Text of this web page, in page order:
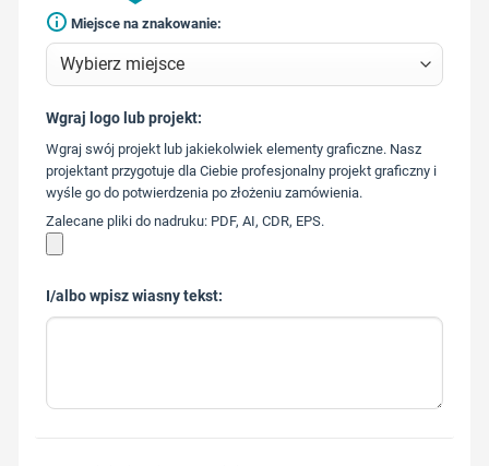
Miejsce na znakowanie:
573 568
217
Wgraj logo lub projekt:
Wgraj swój projekt lub jakiekolwiek elementy graficzne. Nasz
projektant przygotuje dla Ciebie profesjonalny projekt graficzny i
wyśle go do potwierdzenia po złożeniu zamówienia.
Zalecane pliki do nadruku: PDF, AI, CDR, EPS.
I/albo wpisz wiasny tekst: